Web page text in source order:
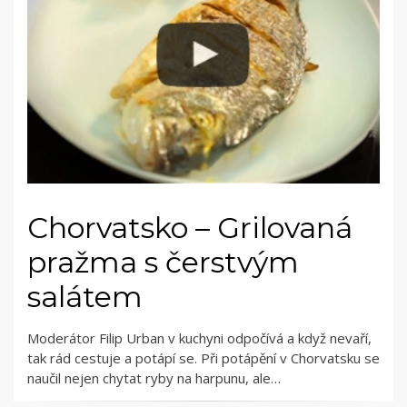
Chorvatsko – Grilovaná
pražma s čerstvým
salátem
Moderátor Filip Urban v kuchyni odpočívá a když nevaří,
tak rád cestuje a potápí se. Při potápění v Chorvatsku se
naučil nejen chytat ryby na harpunu, ale…